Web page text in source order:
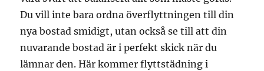
Du vill inte bara ordna överflyttningen till din
nya bostad smidigt, utan också se till att din
nuvarande bostad är i perfekt skick när du
lämnar den. Här kommer flyttstädning i